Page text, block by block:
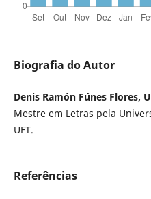
Biografia do Autor
Denis Ramón Fúnes Flores,
Mestre em Letras pela
UFT.
Referências